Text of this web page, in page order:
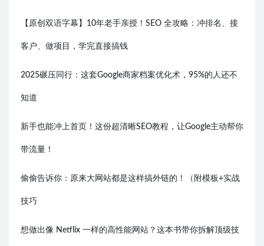
【原创双语字幕】10年老手亲授！SEO 全攻略：冲排名、接
客户、做项目，学完直接搞钱
2025碾压同行：这套Google商家档案优化术，95%的人还不
知道
新手也能冲上首页！这份超清晰SEO教程，让Google主动帮你
带流量！
偷偷告诉你：原来大网站都是这样搞外链的！（附模板+实战
技巧
想做出像 Netflix 一样的高性能网站？这本书带你拆解顶级技